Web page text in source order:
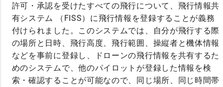
許可・承認を受けたすべての飛行について、飛行情報共
有システム （FISS）に飛行情報を登録することが義務
付けられました。このシステムでは、自分が飛行する際
の場所と日時、飛行高度、飛行範囲、操縦者と機体情報
などを事前に登録し、ドローンの飛行情報を共有するた
めのシステムで、他のパイロットが登録した情報を検
索・確認することが可能なので、同じ場所、同じ時間帯